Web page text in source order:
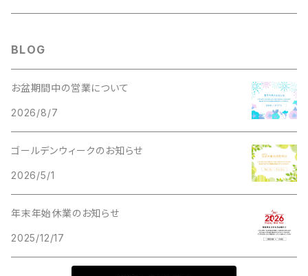
BLOG
お盆期間中の営業について
2026/8/7
ゴールデンウィークのお知らせ
2026/5/1
年末年始休業のお知らせ
2025/12/17